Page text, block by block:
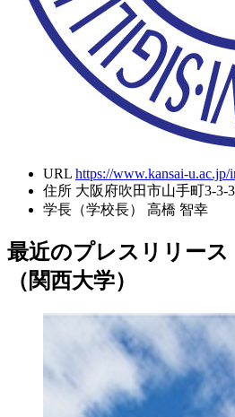
URL https://www.kansai-u.ac.jp/
住所 大阪府吹田市山手町3-3-
学長（学校長）
高橋 智幸
最近のプレスリリース
（関西大学）